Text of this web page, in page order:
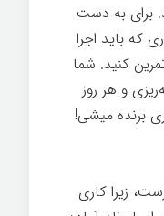
برای به دست
که باید اجرا
کنيد. شما
و هر روز
برنده میشی!
زیرا کاری